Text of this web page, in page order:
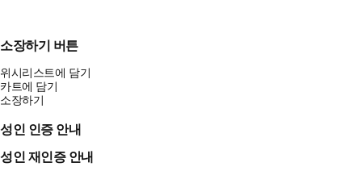
소장하기 버튼
위시리스트에 담기
카트에 담기
소장하기
성인 인증 안내
성인 재인증 안내